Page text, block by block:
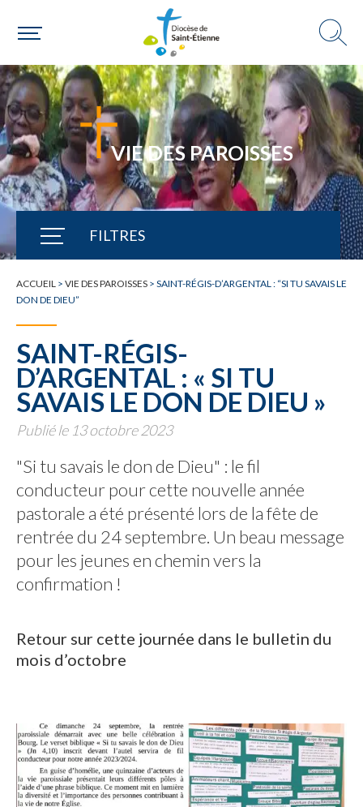
VIE DES PAROISSES
FILTRES
TOUTE L'ACTUALITÉ
ACCUEIL > VIE DES PAROISSES > SAINT-RÉGIS-D’ARGENTAL : “SI TU SAVAIS LE
DON DE DIEU”
SAINT-RÉGIS-
D’ARGENTAL : « SI TU
SAVAIS LE DON DE DIEU »
Publié le 13 octobre 2023
"Si tu savais le don de Dieu" : le fil
conducteur pour cette nouvelle année
pastorale a été présenté lors de la fête de
rentrée du 24 septembre. Un beau message
pour les jeunes en chemin vers la
confirmation !
Retour sur cette journée dans le bulletin du
mois d’octobre